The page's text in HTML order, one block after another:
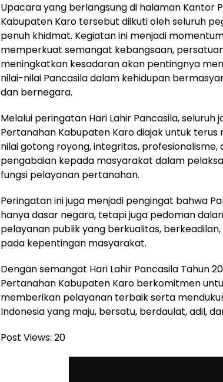
Upacara yang berlangsung di halaman Kantor
Kabupaten Karo tersebut diikuti oleh seluruh
penuh khidmat. Kegiatan ini menjadi
memperkuat semangat kebangsaan,
meningkatkan kesadaran akan pentingnya
nilai-nilai Pancasila dalam kehidupan
dan bernegara.
Melalui peringatan Hari Lahir Pancasila, seluruh
Pertanahan Kabupaten Karo diajak untuk terus
nilai gotong royong, integritas, profesionalisme,
pengabdian kepada masyarakat dalam
fungsi pelayanan pertanahan.
Peringatan ini juga menjadi pengingat bahwa
hanya dasar negara, tetapi juga pedoman
pelayanan publik yang berkualitas,
pada kepentingan masyarakat.
Dengan semangat Hari Lahir Pancasila Tahun
Pertanahan Kabupaten Karo berkomitmen
memberikan pelayanan terbaik serta
Indonesia yang maju, bersatu, berdaulat, adil,
Post Views: 20